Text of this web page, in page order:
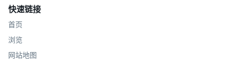
快速链接
首页
浏览
网站地图